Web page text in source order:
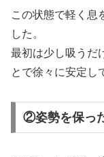
この状態で軽く息
した。
最初は少し吸うだ
とで徐々に安定し
②姿勢を保っ